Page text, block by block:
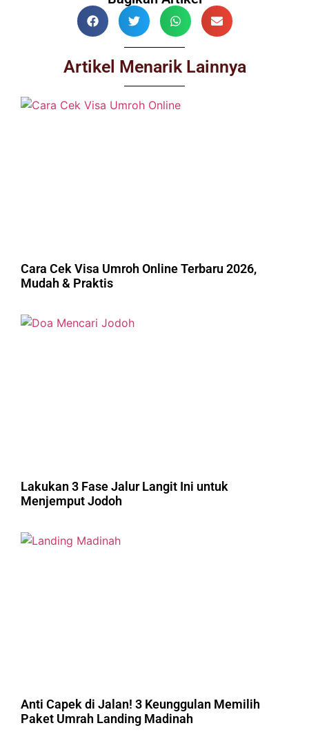
Artikel Menarik Lainnya
Cara Cek Visa Umroh Online Terbaru 2026,
Mudah & Praktis
Lakukan 3 Fase Jalur Langit Ini untuk
Menjemput Jodoh
Anti Capek di Jalan! 3 Keunggulan Memilih
Paket Umrah Landing Madinah